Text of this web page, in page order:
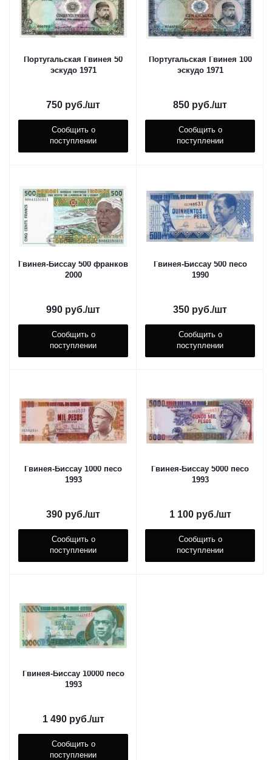
Португальская Гвинея 50
эскудо 1971
750 руб./шт
Сообщить о
поступлении
Португальская Гвинея 100
эскудо 1971
850 руб./шт
Сообщить о
поступлении
Гвинея-Биссау 500 франков
2000
990 руб./шт
Сообщить о
поступлении
Гвинея-Биссау 500 песо
1990
350 руб./шт
Сообщить о
поступлении
Гвинея-Биссау 1000 песо
1993
390 руб./шт
Сообщить о
поступлении
Гвинея-Биссау 5000 песо
1993
1 100руб./шт
Сообщить о
поступлении
Гвинея-Биссау 10000 песо
1993
1 490руб./шт
Сообщить о
поступлении